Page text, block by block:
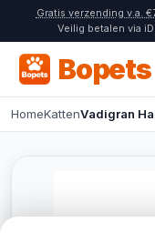
Gratis verzending v.a.
Veilig betalen via
Bopets
HomeKattenVadigran